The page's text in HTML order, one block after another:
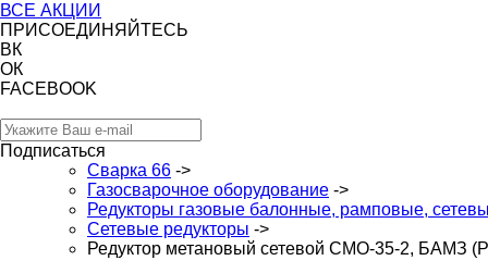
ВСЕ АКЦИИ
ПРИСОЕДИНЯЙТЕСЬ
ВК
ОК
FACEBOOK
Подписаться
Сварка 66 ->
Газосварочное оборудование ->
Редукторы газовые балонные, рамповые,
Сетевые редукторы ->
Редуктор метановый сетевой СМО-35-2, БАМЗ